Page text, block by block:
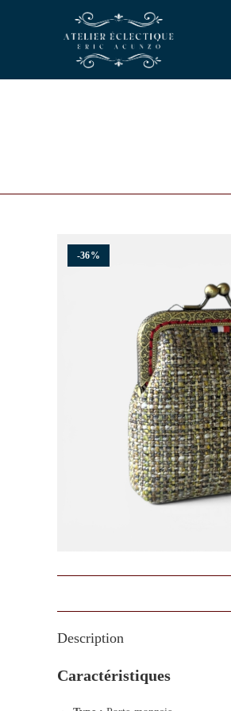
-36%
Description
Caractéristiques